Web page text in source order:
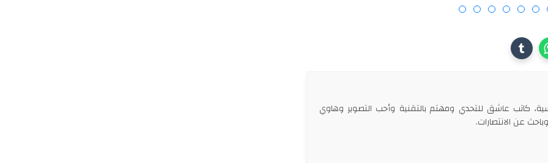
كاتب عاشق للتحدي ومهتم بالتقنية وأحب التصوير وهاوي
عن الانتصارات.